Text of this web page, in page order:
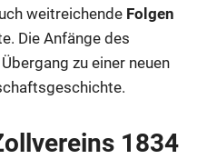
weitreichende Folgen
Die Anfänge des
zu einer neuen
1834